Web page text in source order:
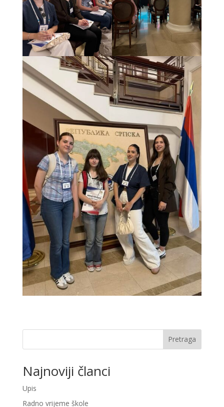
Pretraga
Najnoviji članci
Upis
Radno vrijeme škole